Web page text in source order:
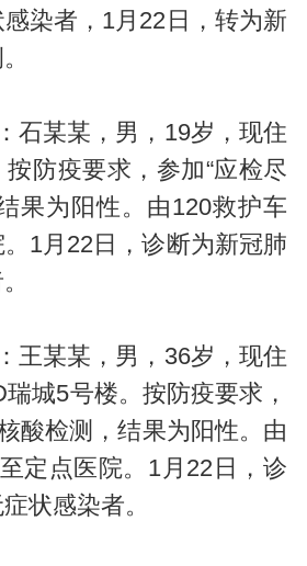
染者，1月22日，转为新
石某某，男，19岁，现住
防疫要求，参加“应检尽
果为阳性。由120救护车
1月22日，诊断为新冠肺
王某某，男，36岁，现住
城5号楼。按防疫要求，
酸检测，结果为阳性。由
定点医院。1月22日，诊
状感染者。